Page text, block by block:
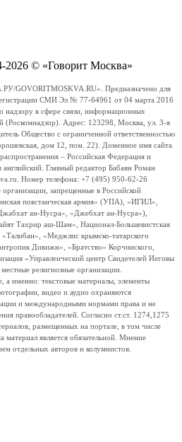
2026 © «Говорит Москва»
GOVORITMOSKVA.RU». Предназначено для
СМИ Эл № 77-64961 от 04 марта 2016
в сфере связи, информационных
(Роскомнадзор). Адрес: 123298, Москва, ул. 3-я
Общество с ограниченной ответственностью
дом 12, пом. 22). Доменное имя сайта
– Российская Федерация и
Главный редактор Бабаян Роман
Номер телефона: +7 (495) 950-62-26
запрещенные в Российской
повстанческая армия» (УПА), «ИГИЛ»,
ан-Нусра», «Джебхат ан-Нусра»),
Тахрир аш-Шам», Национал-Большевистская
«Меджлис крымско-татарского
Дивижн», «Братство» Корчинского,
«Управленческий центр Свидетелей Иеговы
религиозные организации.
а именно: текстовые материалы, элементы
видео и аудио охраняются
и международными нормами права и не
правообладателей. Согласно ст.ст. 1274,1275
размещенных на портале, в том числе
материал является обязательной. Мнение
отдельных авторов и колумнистов.